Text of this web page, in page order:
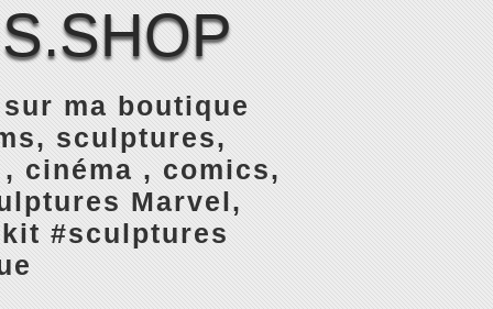
ma boutique
sculptures,
cinéma , comics,
Marvel,
#sculptures